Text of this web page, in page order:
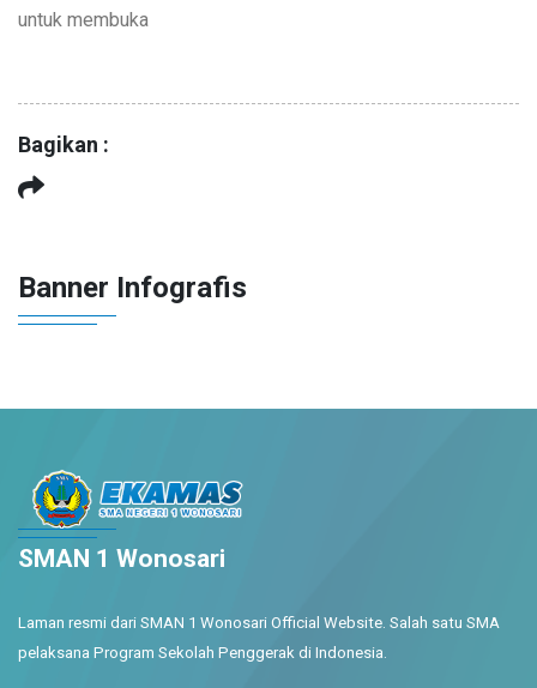
untuk membuka
Bagikan :
Banner Infografis
SMAN 1 Wonosari
Laman resmi dari SMAN 1 Wonosari Official Website. Salah satu SMA
pelaksana Program Sekolah Penggerak di Indonesia.